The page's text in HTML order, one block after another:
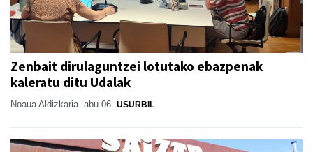
Zenbait dirulaguntzei lotutako ebazpenak
kaleratu ditu Udalak
Noaua Aldizkaria abu 06 USURBIL